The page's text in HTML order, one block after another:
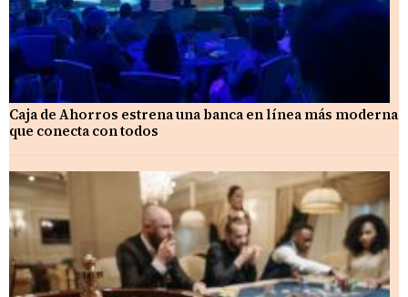
Caja de Ahorros estrena una banca en línea más moderna
que conecta con todos